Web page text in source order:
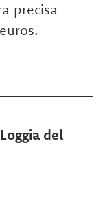
precisa
Loggia del